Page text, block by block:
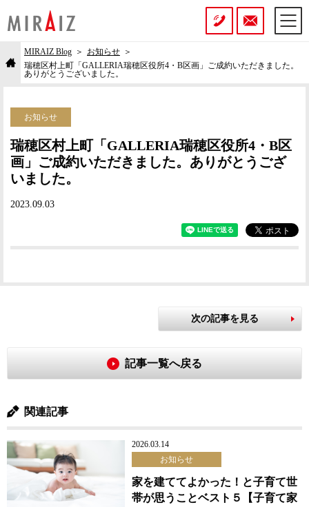
MIRAIZ Blog
お知らせ
瑞穂区村上町「GALLERIA瑞穂区役所4・B区画」ご成約いただきました。
ありがとうございました。
お知らせ
瑞穂区村上町「GALLERIA瑞穂区役所4・B区
画」ご成約いただきました。ありがとうござ
いました。
2023.09.03
記事一覧へ戻る
次の記事を見る
関連記事
2026.03.14
お知らせ
家を建ててよかった！と子育て世
帯が思うことベスト５【子育て家